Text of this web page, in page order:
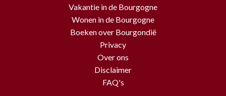
Vakantie in de Bourgogne
Wonen in de Bourgogne
Boeken over Bourgondië
Privacy
Over ons
Disclaimer
FAQ's